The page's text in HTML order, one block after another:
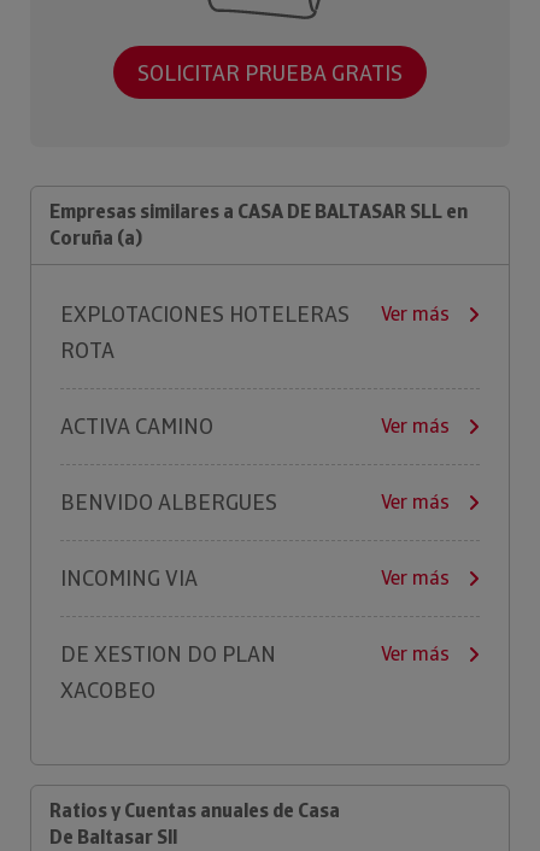
SOLICITAR PRUEBA GRATIS
Empresas similares a CASA DE BALTASAR SLL en
Coruña (a)
EXPLOTACIONES HOTELERAS
ROTA
Ver más
ACTIVA CAMINO Ver más
BENVIDO ALBERGUES Ver más
INCOMING VIA Ver más
DE XESTION DO PLAN
XACOBEO
Ver más
Ratios y Cuentas anuales de Casa
De Baltasar Sll